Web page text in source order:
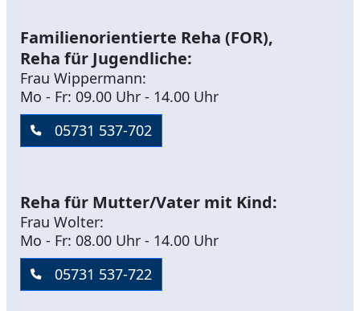
Familienorientierte Reha (FOR),
Reha für Jugendliche:
Frau Wippermann:
Mo - Fr: 09.00 Uhr - 14.00 Uhr
05731 537-702
Reha für Mutter/Vater mit Kind:
Frau Wolter:
Mo - Fr: 08.00 Uhr - 14.00 Uhr
05731 537-722